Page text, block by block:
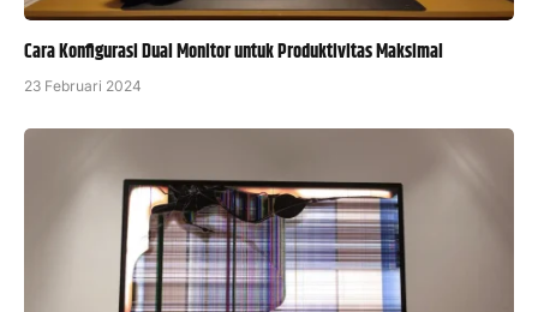
Cara Konfigurasi Dual Monitor untuk Produktivitas Maksimal
23 Februari 2024